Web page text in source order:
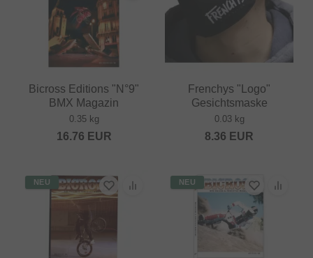
Bicross Editions "N°9"
BMX Magazin
0.35 kg
16.76 EUR
Frenchys "Logo"
Gesichtsmaske
0.03 kg
8.36 EUR
NEU NEU